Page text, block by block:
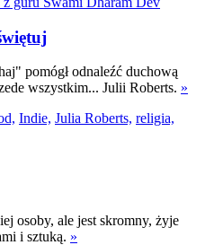
pomógł odnaleźć duchową
wszystkim... Julii Roberts. »
Indie, Julia Roberts, religia,
osoby, ale jest skromny, żyje
i sztuką. »